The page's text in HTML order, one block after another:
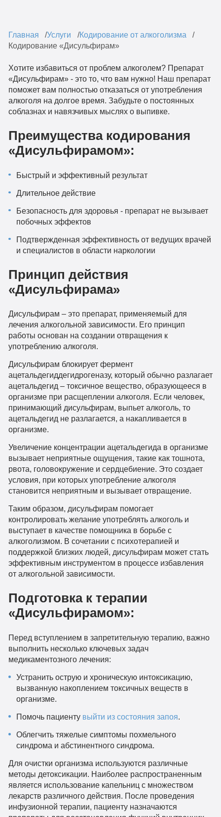
Главная Услуги
Кодирование от алкоголизма
Кодирование «Дисульфирам»
Хотите избавиться от проблем алкоголем? Препарат
«Дисульфирам» - это то, что вам нужно! Наш препарат
поможет вам полностью отказаться от употребления
алкоголя на долгое время. Забудьте о постоянных
соблазнах и навязчивых мыслях о выпивке.
Преимущества кодирования
«Дисульфирамом»:
Быстрый и эффективный результат
Длительное действие
Безопасность для здоровья - препарат не вызывает
побочных эффектов
Подтвержденная эффективность от ведущих врачей
и специалистов в области наркологии
Принцип действия
«Дисульфирама»
Дисульфирам – это препарат, применяемый для
лечения алкогольной зависимости. Его принцип
работы основан на создании отвращения к
употреблению алкоголя.
Дисульфирам блокирует фермент
ацетальдегиддегидрогеназу, который обычно разлагает
ацетальдегид – токсичное вещество, образующееся в
организме при расщеплении алкоголя. Если человек,
принимающий дисульфирам, выпьет алкоголь, то
ацетальдегид не разлагается, а накапливается в
организме.
Увеличение концентрации ацетальдегида в организме
вызывает неприятные ощущения, такие как тошнота,
рвота, головокружение и сердцебиение. Это создает
условия, при которых употребление алкоголя
становится неприятным и вызывает отвращение.
Таким образом, дисульфирам помогает
контролировать желание употреблять алкоголь и
выступает в качестве помощника в борьбе с
алкоголизмом. В сочетании с психотерапией и
поддержкой близких людей, дисульфирам может стать
эффективным инструментом в процессе избавления
от алкогольной зависимости.
Подготовка к терапии
«Дисульфирамом»:
Перед вступлением в запретительную терапию, важно
выполнить несколько ключевых задач
медикаментозного лечения:
Устранить острую и хроническую интоксикацию,
вызванную накоплением токсичных веществ в
организме.
Помочь пациенту выйти из состояния запоя.
Облегчить тяжелые симптомы похмельного
синдрома и абстинентного синдрома.
Для очистки организма используются различные
методы детоксикации. Наиболее распространенным
является использование капельниц с множеством
лекарств различного действия. После проведения
инфузионной терапии, пациенту назначаются